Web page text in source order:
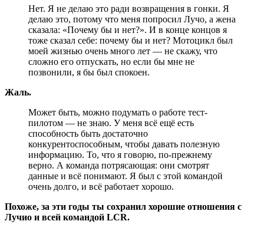
Нет. Я не делаю это ради возвращения в гонки. Я
делаю это, потому что меня попросил Лучо, а жена
сказала: «Почему бы и нет?». И в конце концов я
тоже сказал себе: почему бы и нет? Мотоцикл был
моей жизнью очень много лет — не скажу, что
сложно его отпускать, но если бы мне не
позвонили, я бы был спокоен.
Жаль.
Может быть, можно подумать о работе тест-
пилотом — не знаю. У меня всё ещё есть
способность быть достаточно
конкурентоспособным, чтобы давать полезную
информацию. То, что я говорю, по-прежнему
верно. А команда потрясающая: они смотрят
данные и всё понимают. Я был с этой командой
очень долго, и всё работает хорошо.
Похоже, за эти годы ты сохранил хорошие отношения с
Лучио и всей командой LCR.